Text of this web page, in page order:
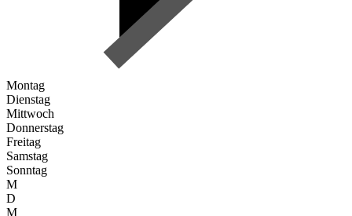
Montag
Dienstag
Mittwoch
Donnerstag
Freitag
Samstag
Sonntag
M
D
M